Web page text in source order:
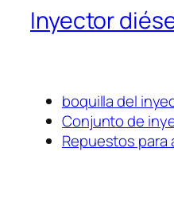
Inyector
boquilla del
Conjunto de
Repuestos para